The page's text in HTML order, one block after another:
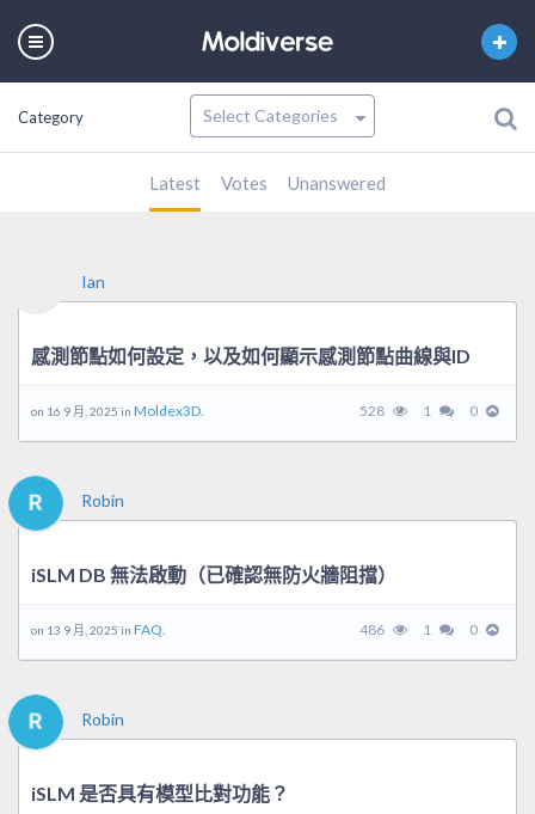
Category
Latest Votes Unanswered
Ian
感測節點如何設定，以及如何顯示感測節點曲線與ID
on 16 9 月, 2025 in Moldex3D. 528 1 0
Robin
iSLM DB 無法啟動（已確認無防火牆阻擋）
on 13 9 月, 2025 in FAQ. 486 1 0
Robin
iSLM 是否具有模型比對功能？